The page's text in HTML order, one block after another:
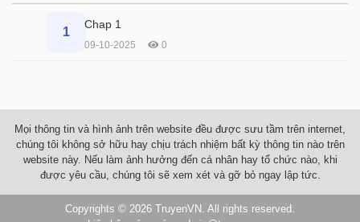
1
Chap 1
09-10-2025 0
Mọi thông tin và hình ảnh trên website đều được sưu tầm trên internet,
chúng tôi không sở hữu hay chịu trách nhiệm bất kỳ thông tin nào trên
website này. Nếu làm ảnh hưởng đến cá nhân hay tổ chức nào, khi
được yêu cầu, chúng tôi sẽ xem xét và gỡ bỏ ngay lập tức.
Copyrights © 2026 TruyenVN . All rights reserved.